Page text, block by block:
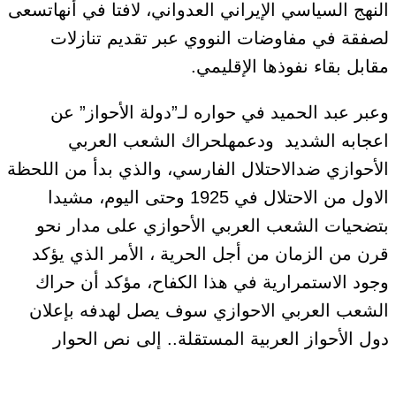
النهج السياسي الإيراني العدواني، لافتا في أنهاتسعى
لصفقة في مفاوضات النووي عبر تقديم تنازلات
مقابل بقاء نفوذها الإقليمي.
وعبر عبد الحميد في حواره لـ”دولة الأحواز” عن
اعجابه الشديد ودعمهلحراك الشعب العربي
الأحوازي ضدالاحتلال الفارسي، والذي بدأ من اللحظة
الاول من الاحتلال في 1925 وحتى اليوم، مشيدا
بتضحيات الشعب العربي الأحوازي على مدار نحو
قرن من الزمان من أجل الحرية ، الأمر الذي يؤكد
وجود الاستمرارية في هذا الكفاح، مؤكد أن حراك
الشعب العربي الاحوازي سوف يصل لهدفه بإعلان
دول الأحواز العربية المستقلة.. إلى نص الحوار